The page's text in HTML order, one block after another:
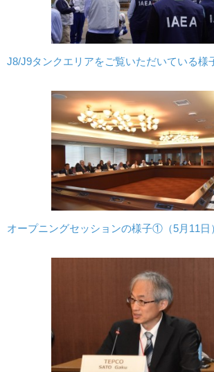
J8/J9タンクエリアをご覧いただいている様
オープニングセッションの様子①（5月11日